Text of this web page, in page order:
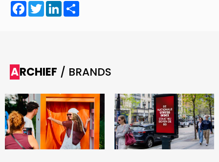
Facebook
TwitterLinkedIn
ARCHIEF / BRANDS